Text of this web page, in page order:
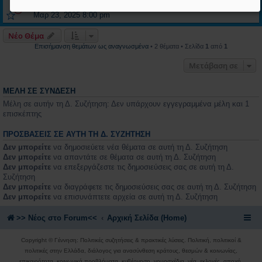
Μαρ 23, 2025 8:00 pm
Νέο Θέμα
Επισήμανση θεμάτων ως αναγνωσμένα • 2 θέματα • Σελίδα 1 από 1
Μετάβαση σε
ΜΈΛΗ ΣΕ ΣΎΝΔΕΣΗ
Μέλη σε αυτήν τη Δ. Συζήτηση: Δεν υπάρχουν εγγεγραμμένα μέλη και 1
επισκέπτης
ΠΡΟΣΒΆΣΕΙΣ ΣΕ ΑΥΤΉ ΤΗ Δ. ΣΥΖΉΤΗΣΗ
Δεν μπορείτε να δημοσιεύετε νέα θέματα σε αυτή τη Δ. Συζήτηση
Δεν μπορείτε να απαντάτε σε θέματα σε αυτή τη Δ. Συζήτηση
Δεν μπορείτε να επεξεργάζεστε τις δημοσιεύσεις σας σε αυτή τη Δ.
Συζήτηση
Δεν μπορείτε να διαγράφετε τις δημοσιεύσεις σας σε αυτή τη Δ. Συζήτηση
Δεν μπορείτε να επισυνάπτετε αρχεία σε αυτή τη Δ. Συζήτηση
>> Nέος στο Forum<< Αρχική Σελίδα (Home)
Copyright © Γέννηση: Πολιτικές συζητήσεις & πρακτικές λύσεις. Πολιτική, πολιτικοί &
πολιτικές στην Ελλάδα, διάλογος για ανασύνθεση κράτους, θεσμών & κοινωνίας,